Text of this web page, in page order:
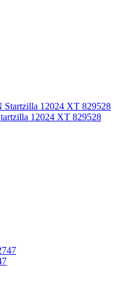
12024 XT 829528